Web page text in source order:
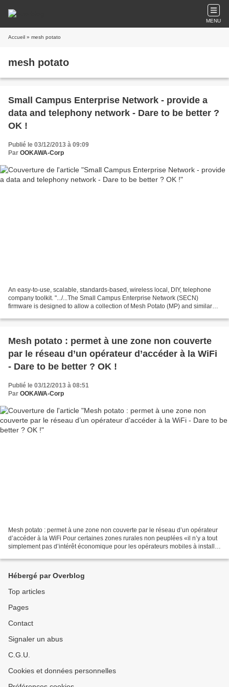
MENU
Accueil » mesh potato
mesh potato
Small Campus Enterprise Network - provide a
data and telephony network - Dare to be better ?
OK !
Publié le 03/12/2013 à 09:09
Par OOKAWA-Corp
An easy-to-use, scalable, standards-based, wireless local, DIY, telephone
company toolkit. ".../...The Small Campus Enterprise Network (SECN)
firmware is designed to allow a collection of Mesh Potato (MP) and similar
Mesh potato : permet à une zone non couverte
par le réseau d’un opérateur d’accéder à la WiFi
- Dare to be better ? OK !
Publié le 03/12/2013 à 08:51
Par OOKAWA-Corp
Mesh potato : permet à une zone non couverte par le réseau d’un opérateur
d’accéder à la WiFi Pour certaines zones rurales non peuplées «il n’y a tout
simplement pas d’intérêt économique pour les opérateurs mobiles à installer
Hébergé par Overblog
Top articles
Pages
Contact
Signaler un abus
C.G.U.
Cookies et données personnelles